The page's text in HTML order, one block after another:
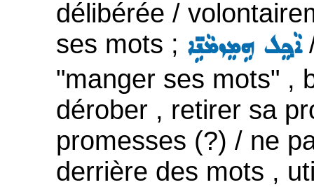
délibérée /
ses mots ; ܐܵܟ݂ܸܠ ܗܹܡܸܙܡܵܢܹ̈ܐ
"manger ses mots" ,
dérober , retirer sa
promesses (?) / ne
derrière des mots ,